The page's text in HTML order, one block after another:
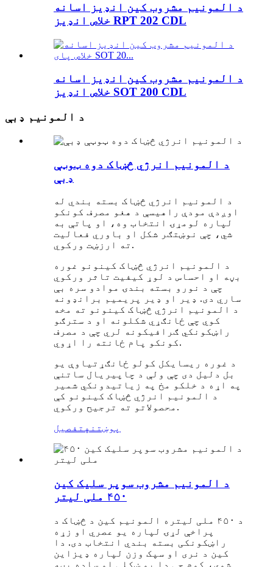
د المونیم مشروب کین انډیز اسانه
خلاص انډیز RPT 202 CDL
د المونیم مشروب کین انډیز اسانه
خلاص انډیز SOT 200 CDL
د المونیم ډبې
د المونیم انرژي څښاک دوه ټوټې
ډبې
د المونیم انرژي څښاک بسته بندي له
اوږدې مودې راهیسې د هغو مصرف کونکو
لپاره لومړۍ انتخاب وه، او پاتې به
شي، چې نوښتګر شکل او باوري فعالیت
ته ارزښت ورکوي.
د المونیم انرژي څښاک کینونو غوره
بڼه او احساس د لوړ کیفیت تاثر ورکوي
چې د نورو بسته بندۍ موادو سره بې
ساري دی. ډیر او ډیر پریمیم برانډونه
د المونیم انرژي څښاک کینونو ته مخه
کوي چې ځانګړي شکلونه او د سترګو
راښکونکي ګرافیکونه لري چې د مصرف
کونکو پام ځانته را اړوي.
د غوره ریسایکل کولو ځانګړتیاوې یو
بل دلیل دی چې ولې د چاپیریال ساتنې
په اړه د خلکو مخ په زیاتیدونکي شمیر
د المونیم انرژي څښاک کینونو کې
محصولاتو ته ترجیح ورکوي.
پوښتنه تفصیل
د المونیم مشروب سوپر سلیک کین
۴۵۰ ملی لیتر
د ۴۵۰ ملی لیتره المونیم کین د څښاک د
پراخې لړۍ لپاره یو عصري او زړه
راښکونکی بسته بندي انتخاب دی. دا
کین د نری او سپک وزن لپاره ډیزاین
شوی، کوم چې دا یو ښکلی او ساده بڼه